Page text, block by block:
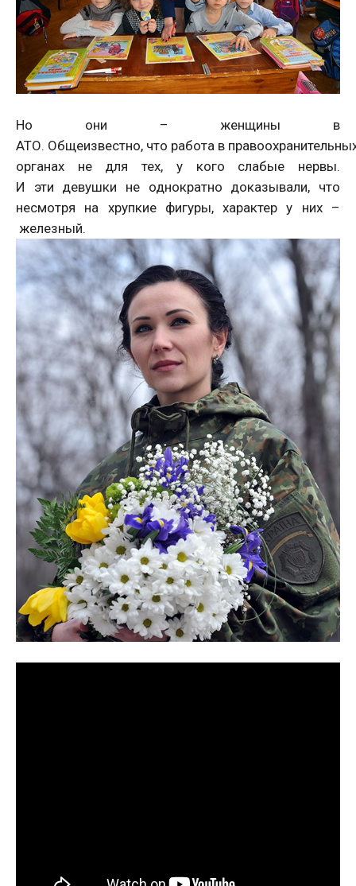
Но они – женщины в
АТО. Общеизвестно, что работа в
органах не для тех, у кого слабые нервы.
И эти девушки не однократно доказывали, что
несмотря на хрупкие фигуры, характер у них –
железный.